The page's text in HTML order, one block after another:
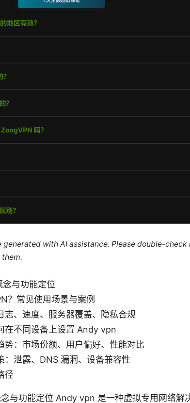
with AI assistance. Please double-
与功能定位
？常见使用场景与案例
志、速度、服务器覆盖、隐私合规
在不同设备上设置 Andy vpn
势：市场份额、用户偏好、性能对比
：泄露、DNS 漏洞、设备兼容性
径
与功能定位 Andy vpn 是一种虚拟专用网络解